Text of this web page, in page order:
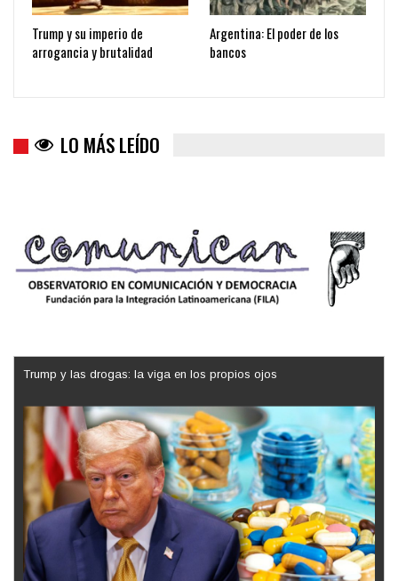
Trump y su imperio de
arrogancia y brutalidad
Argentina: El poder de los
bancos
LO MÁS LEÍDO
Trump y las drogas: la viga en los propios ojos